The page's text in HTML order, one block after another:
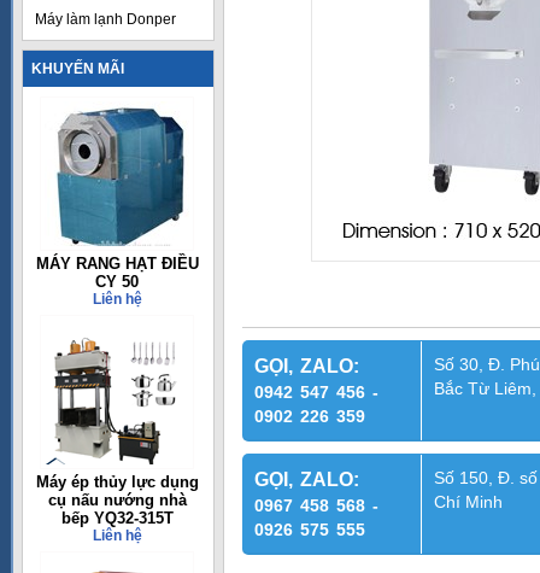
Máy làm lạnh Donper
KHUYẾN MÃI
MÁY RANG HẠT ĐIỀU
CY 50
Liên hệ
Máy ép thủy lực dụng
cụ nấu nướng nhà
bếp YQ32-315T
Liên hệ
GỌI, ZALO:
0942 547 456 -
0902 226 359
Số 30, Đ.
Bắc Từ
GỌI, ZALO:
0967 458 568 -
0926 575 555
Số 150, Đ.
Chí Minh